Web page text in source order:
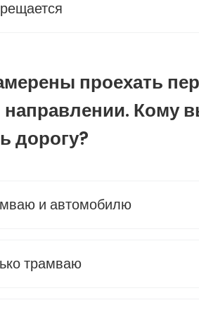
проехать
Кому
дорогу?
и автомобилю
трамваю